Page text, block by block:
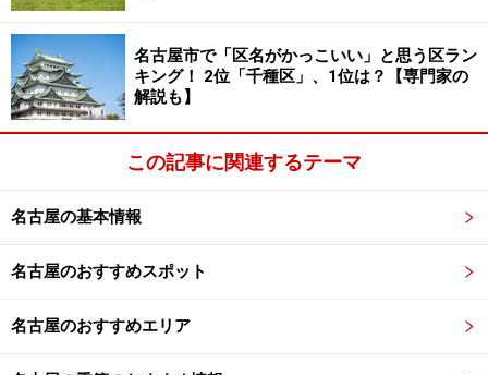
名古屋市で「区名がかっこいい」と思う区ラン
キング！ 2位「千種区」、1位は？【専門家の
解説も】
この記事に関連するテーマ
名古屋の基本情報
名古屋のおすすめスポット
名古屋のおすすめエリア